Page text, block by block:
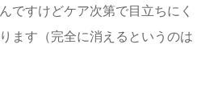
ですけどケア次第で目立ちにく
ます（完全に消えるというのは